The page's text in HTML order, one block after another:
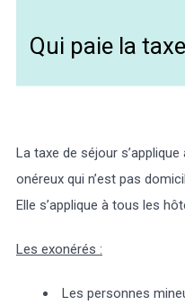
Qui paie la
La taxe de séjour
onéreux qui n’est pas
Elle s’applique à tous les
Les exonérés :
Les personnes